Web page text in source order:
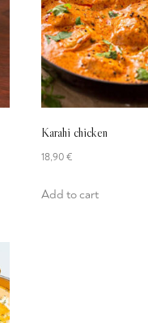
Karahi chicken
18,90€
Add to cart